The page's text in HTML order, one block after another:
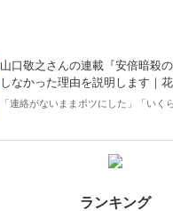
山口敬之さんの連載『安倍暗殺
しなかった理由を説明します｜
「連絡がないままボツにした」「いく
すが、事実と異なる点が多々あるので
ランキング